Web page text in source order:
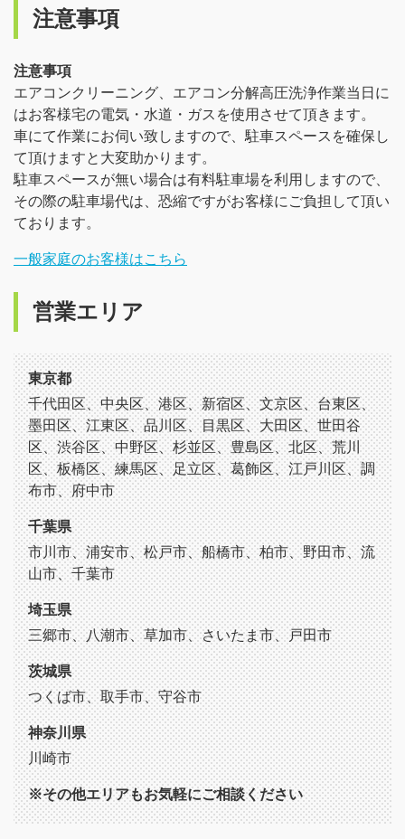
注意事項
注意事項
エアコンクリーニング、エアコン分解高圧洗浄作業当日に
はお客様宅の電気・水道・ガスを使用させて頂きます。
車にて作業にお伺い致しますので、駐車スペースを確保し
て頂けますと大変助かります。
駐車スペースが無い場合は有料駐車場を利用しますので、
その際の駐車場代は、恐縮ですがお客様にご負担して頂い
ております。
一般家庭のお客様はこちら
営業エリア
東京都
千代田区、中央区、港区、新宿区、文京区、台東区、
墨田区、江東区、品川区、目黒区、大田区、世田谷
区、渋谷区、中野区、杉並区、豊島区、北区、荒川
区、板橋区、練馬区、足立区、葛飾区、江戸川区、調
布市、府中市
千葉県
市川市、浦安市、松戸市、船橋市、柏市、野田市、流
山市、千葉市
埼玉県
三郷市、八潮市、草加市、さいたま市、戸田市
茨城県
つくば市、取手市、守谷市
神奈川県
川崎市
※その他エリアもお気軽にご相談ください